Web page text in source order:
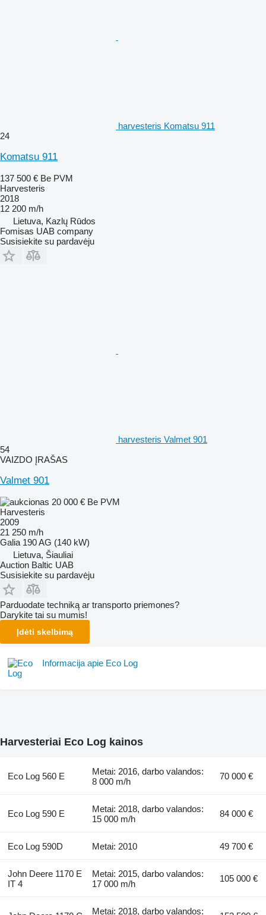
harvesteris Komatsu 911
24
Komatsu 911
137 500 € Be PVM
Harvesteris
2018
12 200 m/h
Lietuva, Kazlų Rūdos
Fomisas UAB company
Susisiekite su pardavėju
harvesteris Valmet 901
54
VAIZDO ĮRAŠAS
Valmet 901
20 000 € Be PVM
Harvesteris
2009
21 250 m/h
Galia 190 AG (140 kW)
Lietuva, Šiauliai
Auction Baltic UAB
Susisiekite su pardavėju
Parduodate techniką ar transporto priemones?
Darykite tai su mumis!
Įdėti skelbimą
Informacija apie Eco Log
Harvesteriai Eco Log kainos
Eco Log 560 E
Metai: 2016, darbo valandos:
8 000 m/h
70 000 €
Eco Log 590 E
Metai: 2018, darbo valandos:
15 000 m/h
84 000 €
Eco Log 590D Metai: 2010 49 700 €
John Deere 1170 E
IT 4
Metai: 2015, darbo valandos:
17 000 m/h
105 000 €
Metai: 2018, darbo valandos: